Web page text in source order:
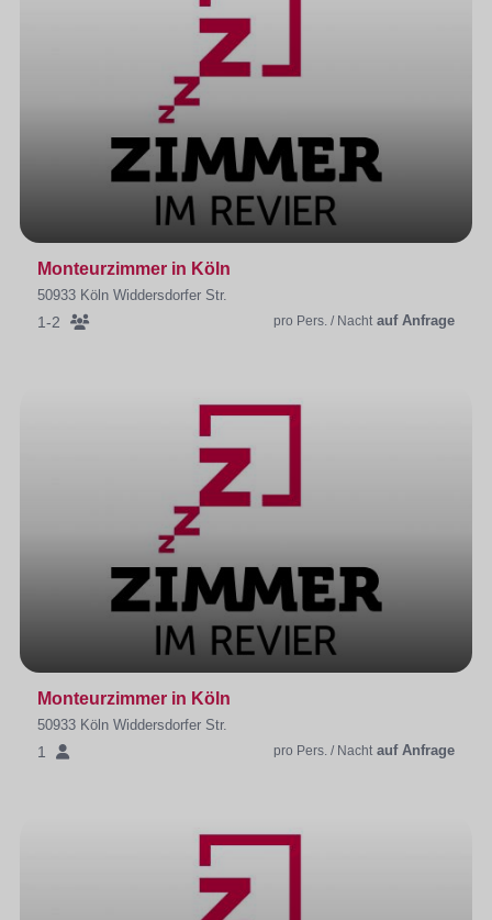
Monteurzimmer in Köln
50933 Köln Widdersdorfer Str.
1-2 pro Pers. / Nacht auf Anfrage
Monteurzimmer in Köln
50933 Köln Widdersdorfer Str.
1 pro Pers. / Nacht auf Anfrage